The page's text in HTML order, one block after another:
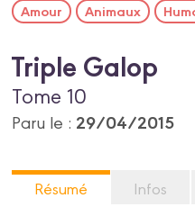
Amour Animaux
Triple Galop
Tome 10
Paru le : 29/04/2015
Résumé Infos